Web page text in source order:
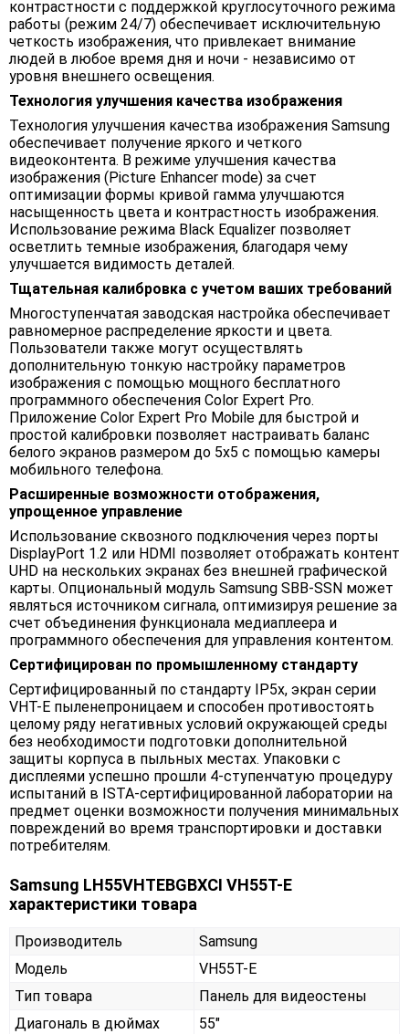
контрастности с поддержкой круглосуточного режима
работы (режим 24/7) обеспечивает исключительную
четкость изображения, что привлекает внимание
людей в любое время дня и ночи - независимо от
уровня внешнего освещения.
Технология улучшения качества изображения
Технология улучшения качества изображения Samsung
обеспечивает получение яркого и четкого
видеоконтента. В режиме улучшения качества
изображения (Picture Enhancer mode) за счет
оптимизации формы кривой гамма улучшаются
насыщенность цвета и контрастность изображения.
Использование режима Black Equalizer позволяет
осветлить темные изображения, благодаря чему
улучшается видимость деталей.
Тщательная калибровка с учетом ваших требований
Многоступенчатая заводская настройка обеспечивает
равномерное распределение яркости и цвета.
Пользователи также могут осуществлять
дополнительную тонкую настройку параметров
изображения с помощью мощного бесплатного
программного обеспечения Color Expert Pro.
Приложение Color Expert Pro Mobile для быстрой и
простой калибровки позволяет настраивать баланс
белого экранов размером до 5x5 с помощью камеры
мобильного телефона.
Расширенные возможности отображения,
упрощенное управление
Использование сквозного подключения через порты
DisplayPort 1.2 или HDMI позволяет отображать контент
UHD на нескольких экранах без внешней графической
карты. Опциональный модуль Samsung SBB-SSN может
являться источником сигнала, оптимизируя решение за
счет объединения функционала медиаплеера и
программного обеспечения для управления контентом.
Сертифицирован по промышленному стандарту
Сертифицированный по стандарту IP5x, экран серии
VHT-E пыленепроницаем и способен противостоять
целому ряду негативных условий окружающей среды
без необходимости подготовки дополнительной
защиты корпуса в пыльных местах. Упаковки с
дисплеями успешно прошли 4-ступенчатую процедуру
испытаний в ISTA-сертифицированной лаборатории на
предмет оценки возможности получения минимальных
повреждений во время транспортировки и доставки
потребителям.
Samsung LH55VHTEBGBXCI VH55T-E
характеристики товара
Производитель
Samsung
Модель
VH55T-E
Тип товара
Панель для видеостены
Диагональ в дюймах
55"